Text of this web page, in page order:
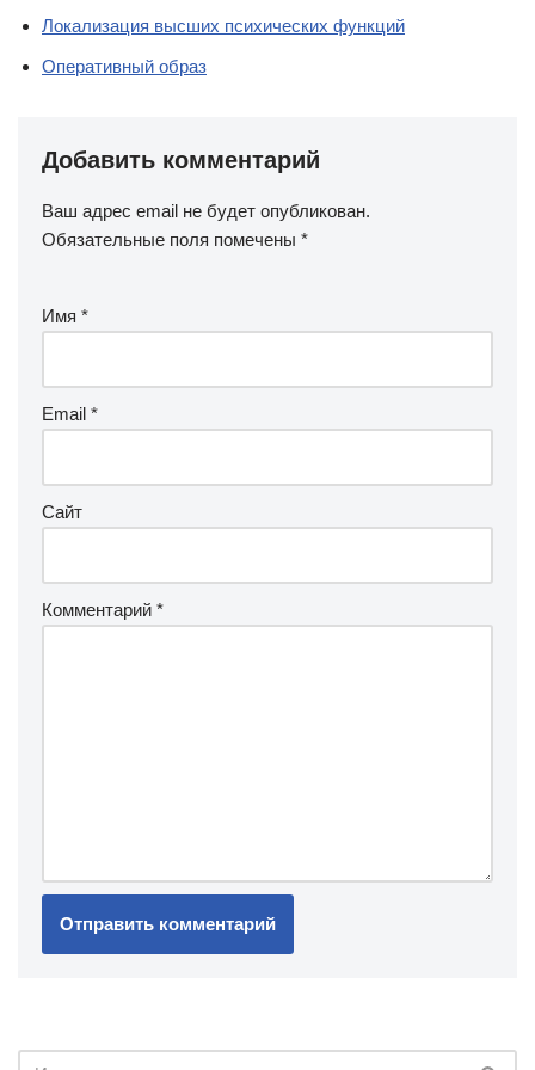
Локализация высших психических функций
Оперативный образ
Добавить комментарий
Ваш адрес email не будет опубликован.
Обязательные поля помечены *
Имя *
Email *
Сайт
Комментарий *